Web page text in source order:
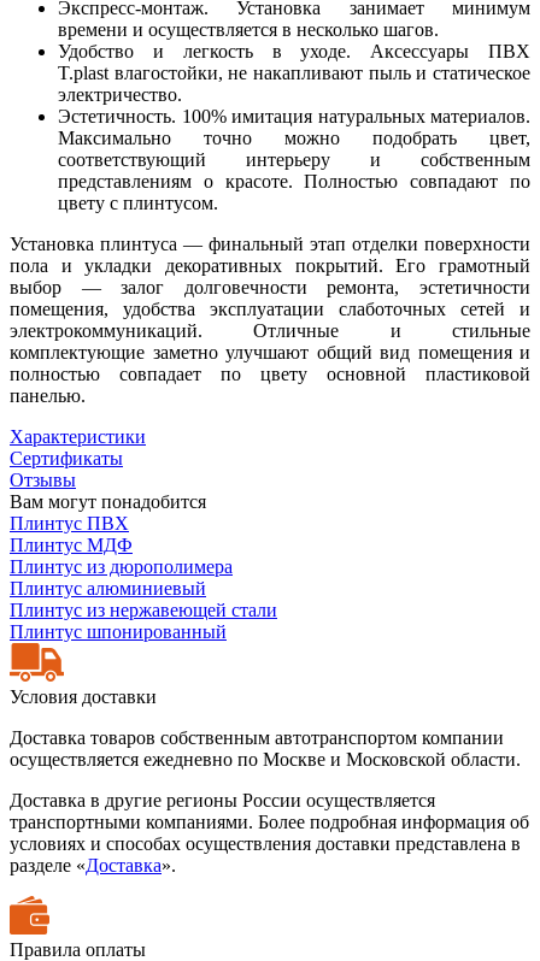
Экспресс-монтаж. Установка занимает минимум
времени и осуществляется в несколько шагов.
Удобство и легкость в уходе. Аксессуары ПВХ
T.рlast влагостойки, не накапливают пыль и статическое
электричество.
Эстетичность. 100% имитация натуральных материалов.
Максимально точно можно подобрать цвет,
соответствующий интерьеру и собственным
представлениям о красоте. Полностью совпадают по
цвету с плинтусом.
Установка плинтуса — финальный этап отделки поверхности
пола и укладки декоративных покрытий. Его грамотный
выбор — залог долговечности ремонта, эстетичности
помещения, удобства эксплуатации слаботочных сетей и
электрокоммуникаций. Отличные и стильные
комплектующие заметно улучшают общий вид помещения и
полностью совпадает по цвету основной пластиковой
панелью.
Характеристики
Сертификаты
Отзывы
Вам могут понадобится
Плинтус ПВХ
Плинтус МДФ
Плинтус из дюрополимера
Плинтус алюминиевый
Плинтус из нержавеющей стали
Плинтус шпонированный
Условия доставки
Доставка товаров собственным автотранспортом компании
осуществляется ежедневно по Москве и Московской области.
Доставка в другие регионы России осуществляется
транспортными компаниями. Более подробная информация об
условиях и способах осуществления доставки представлена в
разделе «Доставка».
Правила оплаты